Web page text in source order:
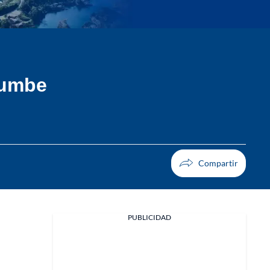
PUBLICIDAD